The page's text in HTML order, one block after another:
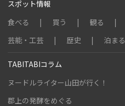
スポット情報
食べる
買う 観る
芸能・工芸
歴史 泊まる
TABITABIコラム
ヌードルライター山田が行く！
郡上の発酵をめぐる